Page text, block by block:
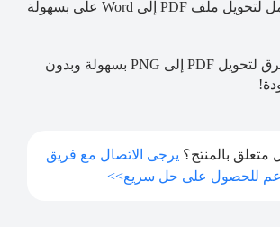
دليلك الكامل لتحويل ملف PDF إلى Word على بسهولة
أفضل 5 طرق لتحويل PDF إلى PNG بسهولة وبدون
بالمنتج؟ يرجى الاتصال مع فريق
للحصول على حل سريع>>